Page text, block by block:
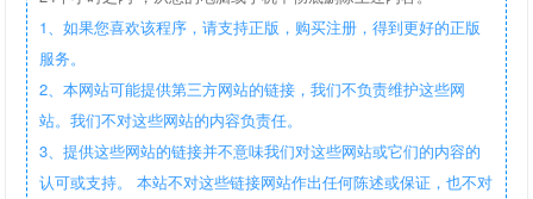
1、如果您喜欢该程序，请支持正版，购买注册，得到更好的正版
服务。
2、本网站可能提供第三方网站的链接，我们不负责维护这些网
站。我们不对这些网站的内容负责任。
3、提供这些网站的链接并不意味我们对这些网站或它们的内容的
认可或支持。 本站不对这些链接网站作出任何陈述或保证，也不对